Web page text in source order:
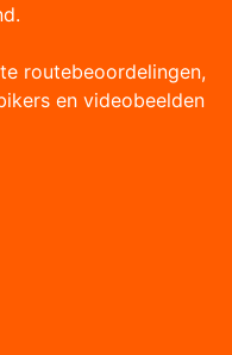
routebeoordelingen,
en videobeelden